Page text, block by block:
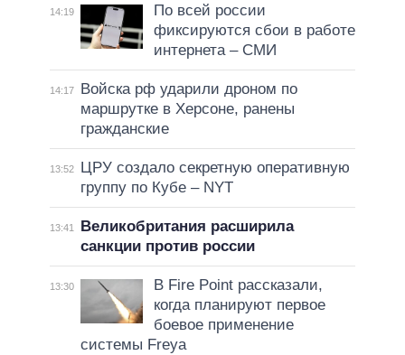
14:19
По всей россии
фиксируются сбои в работе
интернета – СМИ
14:17
Войска рф ударили дроном по
маршрутке в Херсоне, ранены
гражданские
13:52
ЦРУ создало секретную оперативную
группу по Кубе – NYT
13:41
Великобритания расширила
санкции против россии
13:30
В Fire Point рассказали,
когда планируют первое
боевое применение
системы Freya